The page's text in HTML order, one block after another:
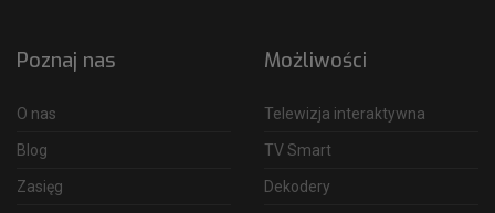
Poznaj nas
O nas
Blog
Zasięg
Możliwości
Telewizja interaktywna
TV Smart
Dekodery